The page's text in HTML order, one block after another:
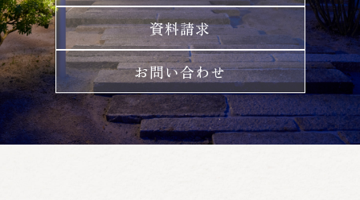
資料請求
お問い合わせ